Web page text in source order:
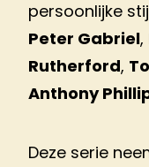
persoonlijke
Peter Gabriel,
Rutherford,
Anthony
Deze serie